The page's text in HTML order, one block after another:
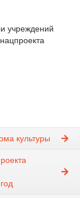
учреждений
культуры